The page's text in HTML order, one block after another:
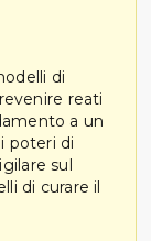
di
reati
a un
poteri di
sul
di curare il